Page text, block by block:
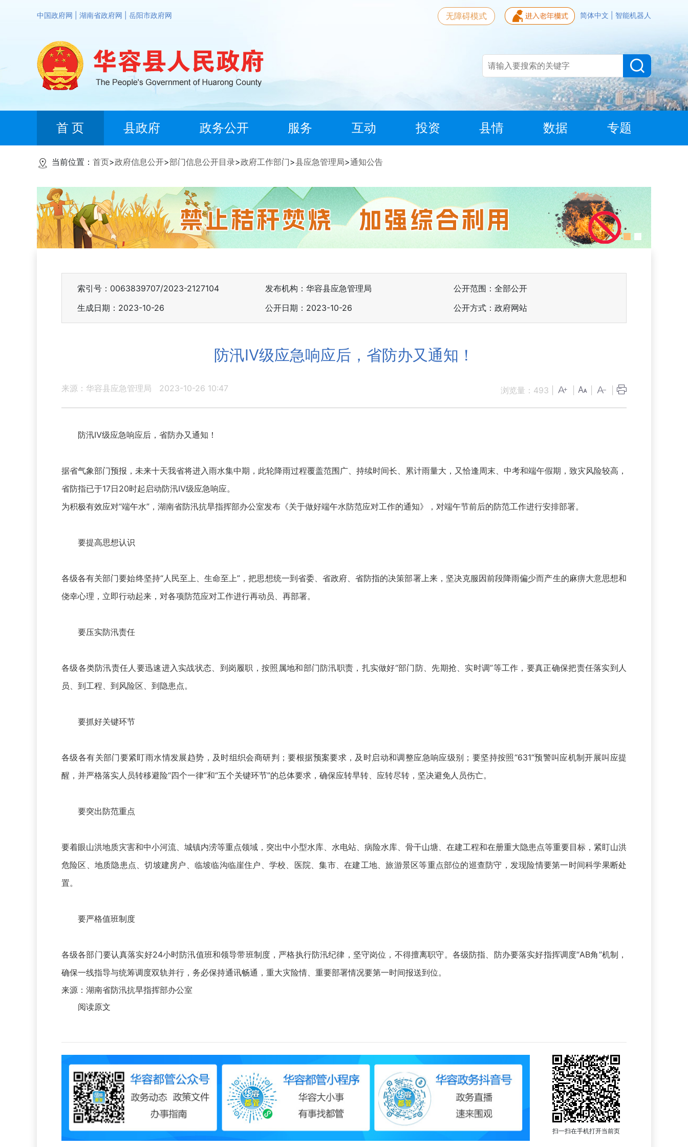
中国政府网 湖南省政府网 岳阳市政府网 简体中文 智能机器人
无障碍模式
首 页 县政府 政务公开 服务 互动 投资 县情 数据 专题
当前位置： 首页>政府信息公开>部门信息公开目录>政府工作部门>县应急管理局>通知公告
索引号：0063839707/2023-2127104 发布机构：华容县应急管理局
公开范围：全部公开
生成日期：2023-10-26
公开日期：2023-10-26 公开方式：政府网站
防汛Ⅳ级应急响应后，省防办又通知！
来源：华容县应急管理局 2023-10-26 10:47 浏览量： 493
防汛Ⅳ级应急响应后，省防办又通知！
据省气象部门预报，未来十天我省将进入雨水集中期，此轮降雨过程覆盖范围广、持续时间长、累计雨量大，又恰逢周末、中考和端午假期，致灾风险较高，
省防指已于17日20时起启动防汛Ⅳ级应急响应。
为积极有效应对“端午水”，湖南省防汛抗旱指挥部办公室发布《关于做好端午水防范应对工作的通知》，对端午节前后的防范工作进行安排部署。
要提高思想认识
各级各有关部门要始终坚持“人民至上、生命至上”，把思想统一到省委、省政府、省防指的决策部署上来，坚决克服因前段降雨偏少而产生的麻痹大意思想和
侥幸心理，立即行动起来，对各项防范应对工作进行再动员、再部署。
要压实防汛责任
各级各类防汛责任人要迅速进入实战状态、到岗履职，按照属地和部门防汛职责，扎实做好“部门防、先期抢、实时调”等工作，要真正确保把责任落实到人
员、到工程、到风险区、到隐患点。
要抓好关键环节
各级各有关部门要紧盯雨水情发展趋势，及时组织会商研判；要根据预案要求，及时启动和调整应急响应级别；要坚持按照“631”预警叫应机制开展叫应提
醒，并严格落实人员转移避险“四个一律”和“五个关键环节”的总体要求，确保应转早转、应转尽转，坚决避免人员伤亡。
要突出防范重点
要着眼山洪地质灾害和中小河流、城镇内涝等重点领域，突出中小型水库、水电站、病险水库、骨干山塘、在建工程和在册重大隐患点等重要目标，紧盯山洪
危险区、地质隐患点、切坡建房户、临坡临沟临崖住户、学校、医院、集市、在建工地、旅游景区等重点部位的巡查防守，发现险情要第一时间科学果断处
置。
要严格值班制度
各级各部门要认真落实好24小时防汛值班和领导带班制度，严格执行防汛纪律，坚守岗位，不得擅离职守。各级防指、防办要落实好指挥调度“AB角”机制，
确保一线指导与统筹调度双轨并行，务必保持通讯畅通，重大灾险情、重要部署情况要第一时间报送到位。
来源：湖南省防汛抗旱指挥部办公室
阅读原文
扫一扫在手机打开当前页